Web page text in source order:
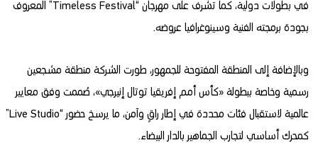
في بطولات دولية، كما تشرف على مهرجان “Timeless Festival” المعروف
بجودة برمجته الفنية وسينوغرافيا عروضه.
وبالإضافة إلى المنطقة المفتوحة للجمهور، طورت الشركة منطقة مشجعين
رسمية وخاصة ببطولة «كأس أمم إفريقيا توتال إنيرجي»، صُممت وفق معايير
عالمية لاستقبال فئات محددة في إطار راقٍ وآمن، ما يرسخ حضور “Live Studio”
كمحرك أساسي لتجارب الجماهير بالدار البيضاء.